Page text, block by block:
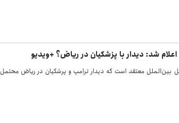
شد: دیدار با پزشکیان در ریاض؟ +ویدیو
بین‌الملل معتقد است که دیدار ترامپ و پرشکیان در ریاض محتمل